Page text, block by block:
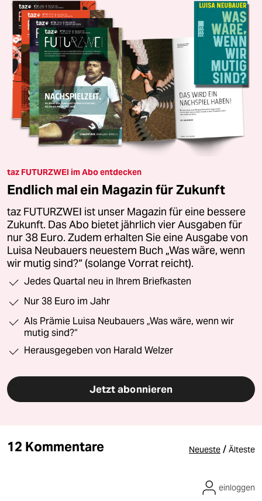
taz FUTURZWEI im Abo entdecken
Endlich mal ein Magazin für Zukunft
taz FUTURZWEI ist unser Magazin für eine bessere
Zukunft. Das Abo bietet jährlich vier Ausgaben für
nur 38 Euro. Zudem erhalten Sie eine Ausgabe von
Luisa Neubauers neuestem Buch „Was wäre, wenn
wir mutig sind?“ (solange Vorrat reicht).
Jedes Quartal neu in Ihrem Briefkasten
Nur 38 Euro im Jahr
Als Prämie Luisa Neubauers „Was wäre, wenn wir
mutig sind?“
Herausgegeben von Harald Welzer
Jetzt abonnieren
12 Kommentare Neueste / Älteste
einloggen